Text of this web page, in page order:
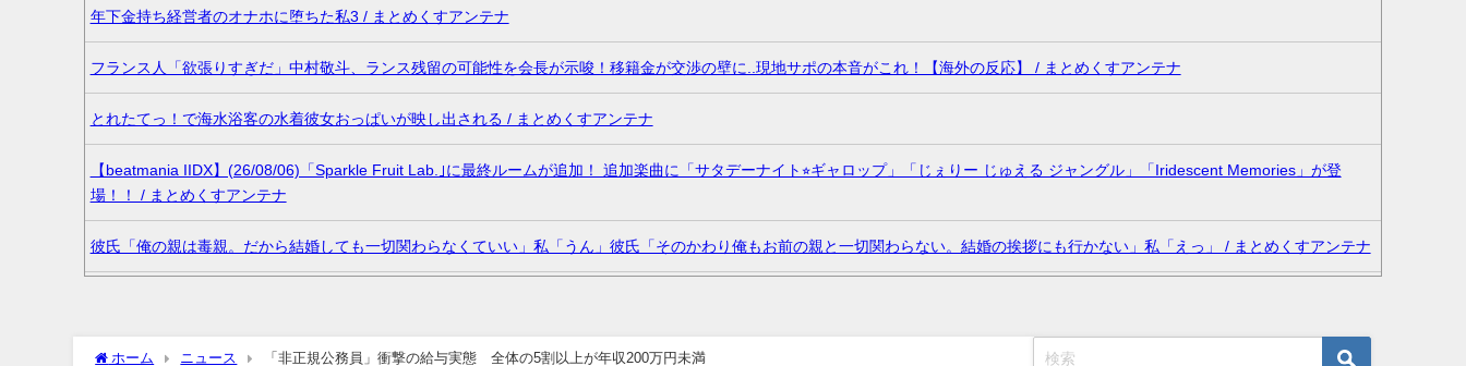
年下金持ち経営者のオナホに堕ちた私3 / まとめくすアンテナ
フランス人「欲張りすぎだ」中村敬斗、ランス残留の可能性を会長が示唆！移籍金が交渉の壁に..現地サポの本音がこれ！【海外の反応】 / まとめくすアンテナ
とれたてっ！で海水浴客の水着彼女おっぱいが映し出される / まとめくすアンテナ
【beatmania IIDX】(26/08/06)「Sparkle Fruit Lab.｣に最終ルームが追加！ 追加楽曲に「サタデーナイト⭐︎ギャロップ」「じぇりー じゅえる ジャングル」「Iridescent Memories」が登
場！！ / まとめくすアンテナ
彼氏「俺の親は毒親。だから結婚しても一切関わらなくていい」私「うん」彼氏「そのかわり俺もお前の親と一切関わらない。結婚の挨拶にも行かない」私「えっ」 / まとめくすアンテナ
クーラーボックス積んで出発→途中で買い足し…50代公務員の“ドライブ”が地獄すぎた 他 / 2chnaviヘッドライン
ホーム ニュース 「非正規公務員」衝撃の給与実態 全体の5割以上が年収200万円未満